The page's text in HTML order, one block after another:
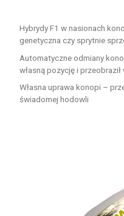
Hybrydy F1 w nasionach
genetyczna czy sprytnie
Automatyczne odmiany
własną pozycję i przeobraził
Własna uprawa konopi –
świadomej hodowli